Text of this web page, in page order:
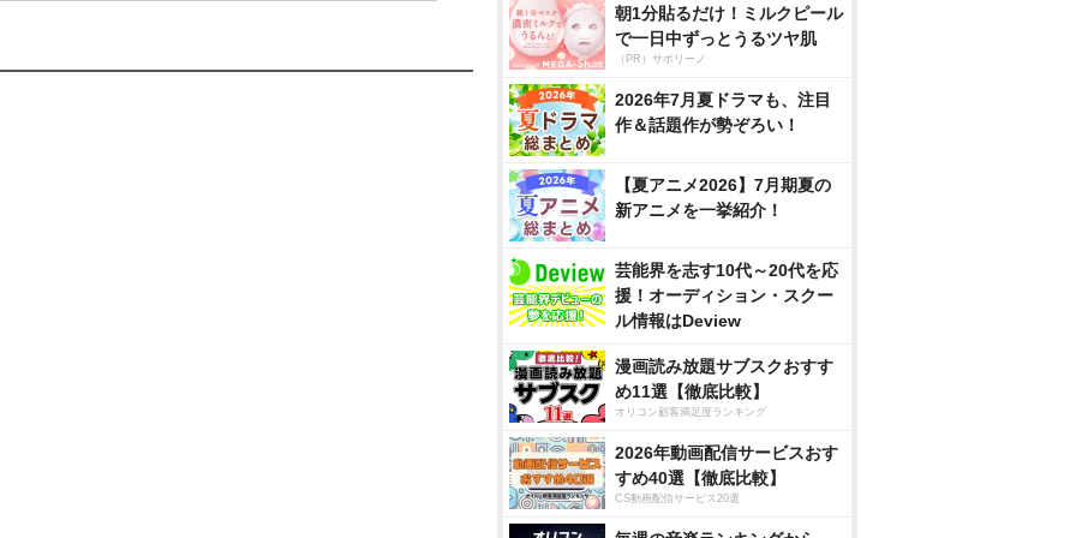
朝1分貼るだけ！ミルクピール
で一日中ずっとうるツヤ肌
（PR）サボリーノ
2026年7月夏ドラマも、注目
作＆話題作が勢ぞろい！
【夏アニメ2026】7月期夏の
新アニメを一挙紹介！
芸能界を志す10代～20代を応
援！オーディション・スクー
ル情報はDeview
漫画読み放題サブスクおすす
め11選【徹底比較】
オリコン顧客満足度ランキング
2026年動画配信サービスおす
すめ40選【徹底比較】
CS動画配信サービス20選